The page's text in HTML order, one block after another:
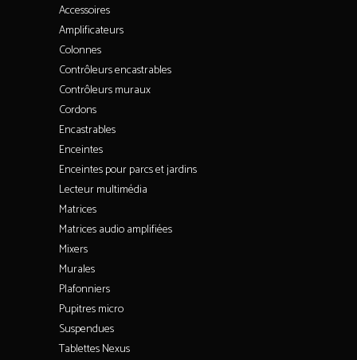
Accessoires
Amplificateurs
Colonnes
Contrôleurs encastrables
Contrôleurs muraux
Cordons
Encastrables
Enceintes
Enceintes pour parcs et jardins
Lecteur multimédia
Matrices
Matrices audio amplifiées
Mixers
Murales
Plafonniers
Pupitres micro
Suspendues
Tablettes Nexus